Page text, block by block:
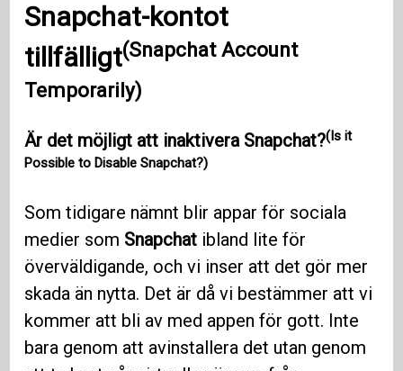
Snapchat-kontot
tillfälligt(Snapchat Account
Temporarily)
Är det möjligt att inaktivera Snapchat?(Is it
Possible to Disable Snapchat?)
Som tidigare nämnt blir appar för sociala
medier som Snapchat ibland lite för
överväldigande, och vi inser att det gör mer
skada än nytta. Det är då vi bestämmer att vi
kommer att bli av med appen för gott. Inte
bara genom att avinstallera det utan genom